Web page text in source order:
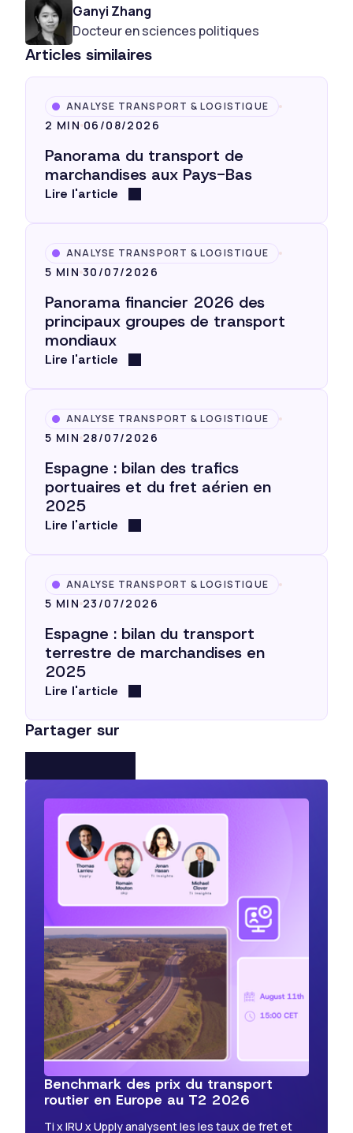
Ganyi Zhang
Docteur en sciences politiques
Articles similaires
ANALYSE TRANSPORT & LOGISTIQUE
2 MIN 06/08/2026
Panorama du transport de
marchandises aux Pays-Bas
Lire l'article
ANALYSE TRANSPORT & LOGISTIQUE
5 MIN 30/07/2026
Panorama financier 2026 des
principaux groupes de transport
mondiaux
Lire l'article
ANALYSE TRANSPORT & LOGISTIQUE
5 MIN 28/07/2026
Espagne : bilan des trafics
portuaires et du fret aérien en
2025
Lire l'article
ANALYSE TRANSPORT & LOGISTIQUE
5 MIN 23/07/2026
Espagne : bilan du transport
terrestre de marchandises en
2025
Lire l'article
Partager sur
Benchmark des prix du transport
routier en Europe au T2 2026
Ti x IRU x Upply analysent les les taux de fret et